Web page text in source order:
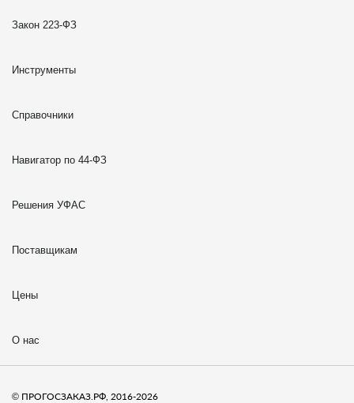
Закон 223-ФЗ
Инструменты
Справочники
Навигатор по 44-ФЗ
Решения УФАС
Поставщикам
Цены
О нас
© ПРОГОСЗАКАЗ.РФ, 2016-2026